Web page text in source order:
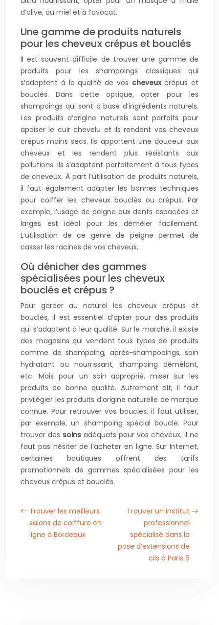
d’olive, au miel et à l’avocat.
Une gamme de produits naturels
pour les cheveux crépus et bouclés
Il est souvent difficile de trouver une gamme de
produits pour les shampoings classiques qui
s’adaptent à la qualité de vos cheveuxcrépus et
bouclés. Dans cette optique, opter pour les
shampoings qui sont à base d’ingrédients naturels.
Les produits d’origine naturels sont parfaits pour
apaiser le cuir chevelu et ils rendent vos cheveux
crépus moins secs. Ils apportent une douceur aux
cheveux et les rendent plus résistants aux
pollutions. Ils s’adaptent parfaitement à tous types
de cheveux. À part l’utilisation de produits naturels,
il faut également adapter les bonnes techniques
pour coiffer les cheveux bouclés ou crépus. Par
exemple, l’usage de peigne aux dents espacées et
larges est idéal pour les démêler facilement.
L’utilisation de ce genre de peigne permet de
casser les racines de vos cheveux.
Où dénicher des gammes
spécialisées pour les cheveux
bouclés et crépus ?
Pour garder au naturel les cheveux crépus et
bouclés, il est essentiel d’opter pour des produits
qui s’adaptent à leur qualité. Sur le marché, il existe
des magasins qui vendent tous types de produits
comme de shampoing, après-shampooings, soin
hydratant ou nourrissant, shampoing démêlant,
etc. Mais pour un soin approprié, miser sur les
produits de bonne qualité. Autrement dit, il faut
privilégier les produits d’origine naturelle de marque
connue. Pour retrouver vos boucles, il faut utiliser,
par exemple, un shampoing spécial boucle. Pour
trouver des soins adéquats pour vos cheveux, il ne
faut pas hésiter de l’acheter en ligne. Sur Internet,
certaines boutiques offrent des tarifs
promotionnels de gammes spécialisées pour les
cheveux crépus et bouclés.
Trouver les meilleurs
salons de coiffure en
ligne à Bordeaux
Trouver un institut
professionnel
spécialisé dans la
pose d’extensions de
cils à Paris 6